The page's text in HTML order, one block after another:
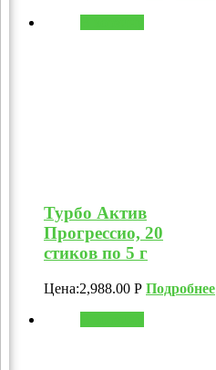
Турбо Актив
Прогрессио, 20
стиков по 5 г
Цена:2,988.00 Р Подробнее